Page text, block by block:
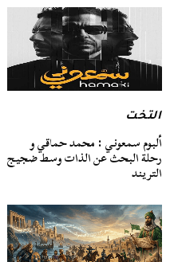
التخت
ألبوم سمعوني : محمد حماقي و
رحلة البحث عن الذات وسط ضجيج
التريند